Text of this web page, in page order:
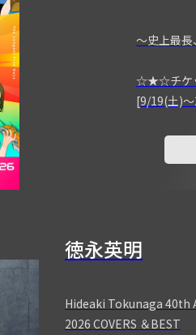
～史上最長
☆★☆チケ
[9/19(土)
徳永英明
Hideaki Tokunaga 40th
2026 COVERS ＆BEST